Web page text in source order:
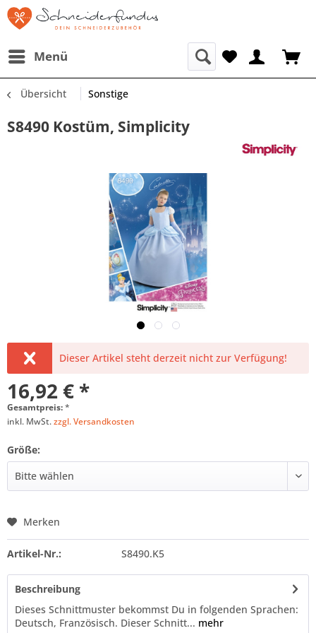
Menü
Übersicht Sonstige
S8490 Kostüm, Simplicity
Dieser Artikel steht derzeit nicht zur Verfügung!
16,92 € *
Gesamtpreis:*
inkl. MwSt.zzgl. Versandkosten
Größe:
Merken
Artikel-Nr.: S8490.K5
Beschreibung
Dieses Schnittmuster bekommst Du in folgenden Sprachen:
Deutsch, Französisch. Dieser Schnitt... mehr